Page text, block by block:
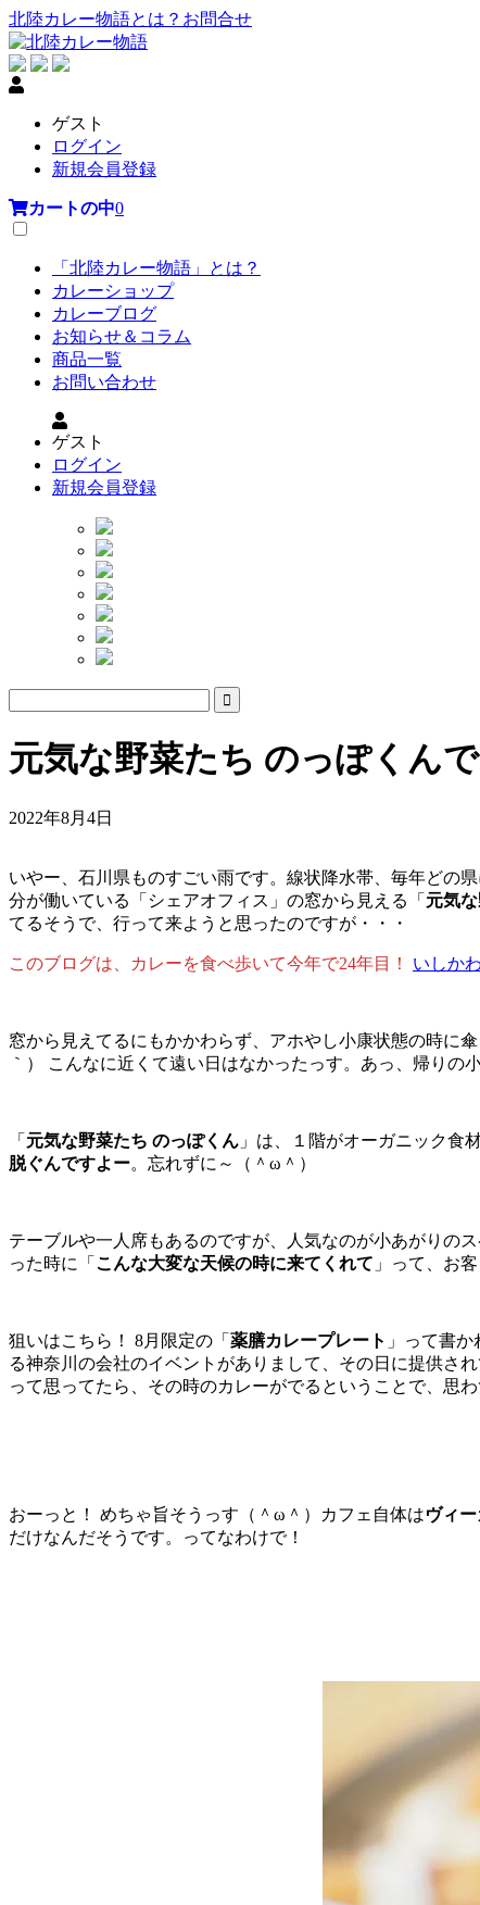
北陸カレー物語とは？ お問合せ
ゲスト
ログイン
新規会員登録
カートの中0
「北陸カレー物語」とは？
カレーショップ
カレーブログ
お知らせ＆コラム
商品一覧
お問い合わせ
ゲスト
ログイン
新規会員登録
元気な野菜たち のっぽくん
2022年8月4日
いやー、石川県ものすごい雨です。線状降水帯、毎年どの
分が働いている「シェアオフィス」の窓から見える「 元気
てるそうで、行って来ようと思ったのですが・・・
このブログは、カレーを食べ歩いて今年で24年目！ いしか
窓から見えてるにもかかわらず、アホやし小康状態の時に
｀） こんなに近くて遠い日はなかったっす。あっ、帰り
「 元気な野菜たち のっぽくん 」は、１階がオーガニック食
脱ぐんですよー。忘れずに～（＾ω＾）
テーブルや一人席もあるのですが、人気なのが小あがりの
った時に「 こんな大変な天候の時に来てくれて 」って、お
狙いはこちら！ 8月限定の「 薬膳カレープレート 」って書
る神奈川の会社のイベントがありまして、その日に提供さ
って思ってたら、その時のカレーがでるということで、思
おーっと！ めちゃ旨そうっす（＾ω＾）カフェ自体はヴィ
だけなんだそうです。ってなわけで！